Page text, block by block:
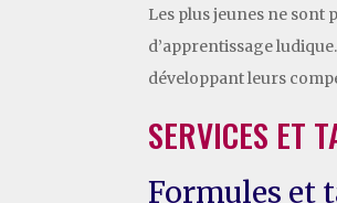
Les plus jeunes ne sont
d’apprentissage
développant leurs
SERVICES ET
Formules et